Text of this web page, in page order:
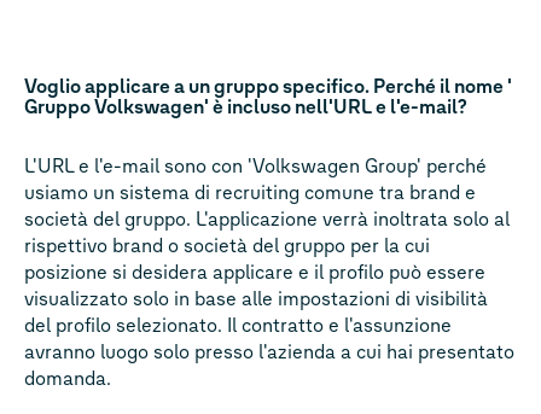
Voglio applicare a un gruppo specifico. Perché il nome '
Gruppo Volkswagen' è incluso nell'URL e l'e-mail?
L'URL e l'e-mail sono con 'Volkswagen Group' perché
usiamo un sistema di recruiting comune tra brand e
società del gruppo. L'applicazione verrà inoltrata solo al
rispettivo brand o società del gruppo per la cui
posizione si desidera applicare e il profilo può essere
visualizzato solo in base alle impostazioni di visibilità
del profilo selezionato. Il contratto e l'assunzione
avranno luogo solo presso l'azienda a cui hai presentato
domanda.